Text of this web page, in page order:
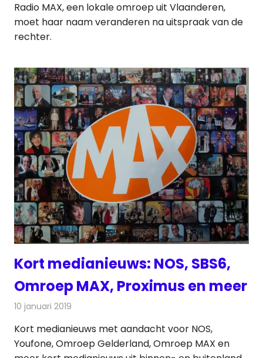
Radio MAX, een lokale omroep uit Vlaanderen,
moet haar naam veranderen na uitspraak van de
rechter.
Kort medianieuws: NOS, SBS6,
Omroep MAX, Proximus en meer
10 januari 2019
Kort medianieuws met aandacht voor NOS,
Youfone, Omroep Gelderland, Omroep MAX en